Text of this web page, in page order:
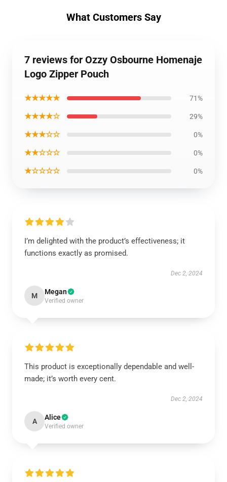
What Customers Say
7 reviews for Ozzy Osbourne Homenaje
Logo Zipper Pouch
★★★★★ 71%
★★★★☆ 29%
★★★☆☆ 0%
★★☆☆☆ 0%
★☆☆☆☆ 0%
I’m delighted with the product’s effectiveness; it
functions exactly as promised.
Dec 2, 2024
M Megan
Verified owner
This product is exceptionally dependable and well-
made; it’s worth every cent.
Dec 2, 2024
A Alice
Verified owner